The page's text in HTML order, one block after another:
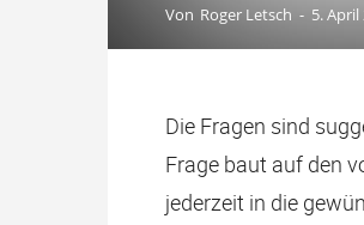
Von Roger Letsch - 5. April
Die Fragen sind
Frage baut auf den
jederzeit in die